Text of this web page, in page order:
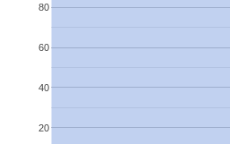
20
40
60
80